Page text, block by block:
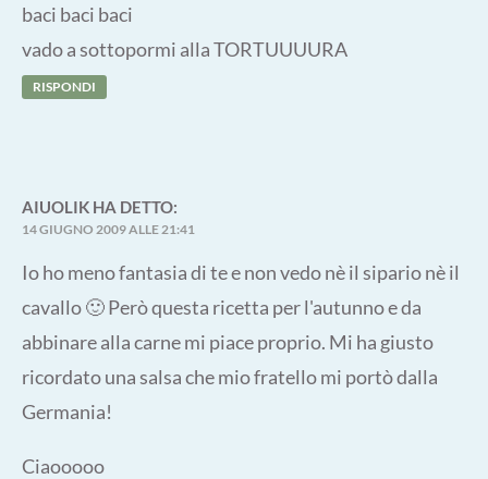
baci baci baci
vado a sottopormi alla TORTUUUURA
RISPONDI
AIUOLIK HA DETTO:
14 GIUGNO 2009 ALLE 21:41
Io ho meno fantasia di te e non vedo nè il sipario nè il
cavallo 🙂 Però questa ricetta per l'autunno e da
abbinare alla carne mi piace proprio. Mi ha giusto
ricordato una salsa che mio fratello mi portò dalla
Germania!
Ciaooooo